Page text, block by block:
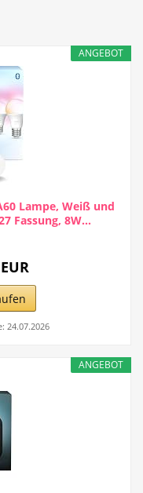
ANGEBOT
Lampe, Weiß und
Fassung, 8W...
24.07.2026
ANGEBOT